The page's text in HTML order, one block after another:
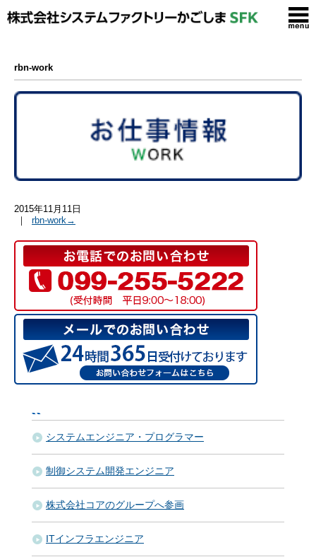
rbn-work
2015年11月11日
｜ rbn-work→
システムエンジニア・プログラマー
制御システム開発エンジニア
株式会社コアのグループへ参画
ITインフラエンジニア